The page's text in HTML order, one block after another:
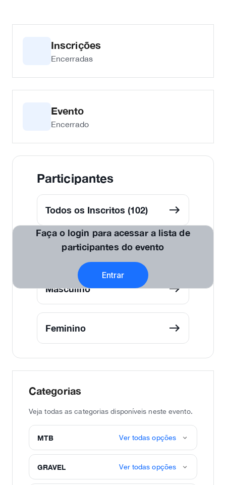
Inscrições
Encerradas
Evento
Encerrado
Participantes
Todos os Inscritos (102)
Por Categorias
Masculino
Feminino
Faça o login para acessar a lista de
participantes do evento
Entrar
Categorias
Veja todas as categorias disponíveis neste evento.
MTB Ver todas opções
GRAVEL Ver todas opções